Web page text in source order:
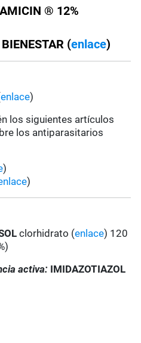
® 12%
(enlace)
enlace)
los siguientes artículos
los antiparasitarios
)
)
clorhidrato (enlace) 120
activa: IMIDAZOTIAZOL